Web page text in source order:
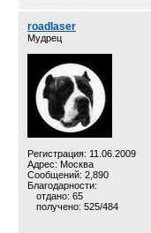
roadlaser
Мудрец
Регистрация: 11.06.2009
Адрес: Москва
Сообщений: 2,890
Благодарности:
отдано: 65
получено: 525/484